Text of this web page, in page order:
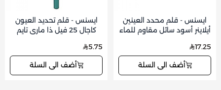
ايسنس - قلم محدد العينين
أيلاينر أسود سائل مقاوم للماء
17.25
أضف الى السلة
ايسنس - قلم تحديد العيون
كاجال 25 فيل ذا ماري تايم
5.75
أضف الى السلة